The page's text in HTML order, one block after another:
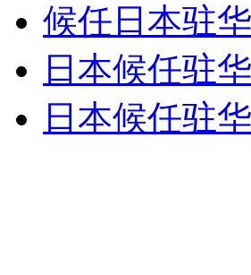
外交部：有关国家言论片面不公
安徽一实载49人客车翻车
候任日本驻
日本候任驻
日本候任驻